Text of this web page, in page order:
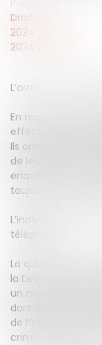
Droit pénal
2024
2024
L’arrêt concerne
En matière de
effectuée par les
Ils ont saisi le
de leur donné
enquêteurs ont
toujours sans
L’individu a
téléphone.
La question
la Directive « Vie
un accès complet
données du
de l’ingérence
criminalité très